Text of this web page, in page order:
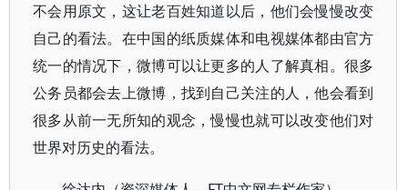
不会用原文，这让老百姓知道以后，他们会慢慢改变
自己的看法。在中国的纸质媒体和电视媒体都由官方
统一的情况下，微博可以让更多的人了解真相。很多
公务员都会去上微博，找到自己关注的人，他会看到
很多从前一无所知的观念，慢慢也就可以改变他们对
世界对历史的看法。